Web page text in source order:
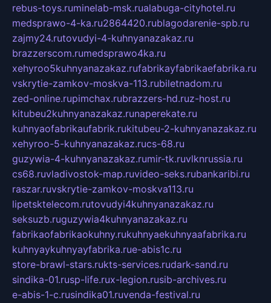
rebus-toys.ruminelab-msk.rualabuga-cityhotel.ru
medsprawo-4-ka.ru2864420.rublagodarenie-spb.ru
zajmy24.rutovudyi-4-kuhnyanazakaz.ru
brazzerscom.rumedsprawo4ka.ru
xehyroo5kuhnyanazakaz.rufabrikayfabrikaefabrika.ru
vskrytie-zamkov-moskva-113.rubiletnadom.ru
zed-online.rupimchax.rubrazzers-hd.ruz-host.ru
kitubeu2kuhnyanazakaz.runaperekate.ru
kuhnyaofabrikaufabrik.rukitubeu-2-kuhnyanazakaz.ru
xehyroo-5-kuhnyanazakaz.rucs-68.ru
guzywia-4-kuhnyanazakaz.rumir-tk.ruvlknrussia.ru
cs68.ruvladivostok-map.ruvideo-seks.rubankaribi.ru
raszar.ruvskrytie-zamkov-moskva113.ru
lipetsktelecom.rutovudyi4kuhnyanazakaz.ru
seksuzb.ruguzywia4kuhnyanazakaz.ru
fabrikaofabrikaokuhny.rukuhnyaekuhnyaafabrika.ru
kuhnyaykuhnyayfabrika.rue-abis1c.ru
store-brawl-stars.rukts-services.rudark-sand.ru
sindika-01.rusp-life.rux-legion.rusib-archives.ru
e-abis-1-c.rusindika01.ruvenda-festival.ru